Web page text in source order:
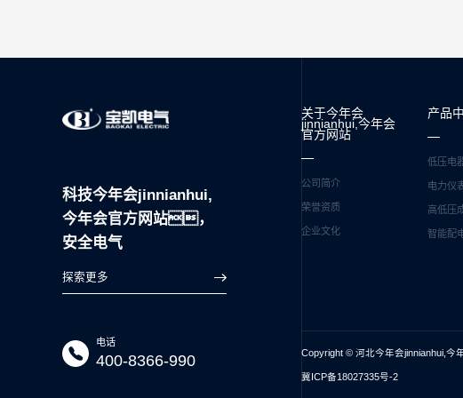
科技今年会jinnianhui,
今年会官方网站，
安全电气
探索更多
电话
400-8366-990
关于今年会
jinnianhui,今年会
官方网站
公司简介
荣誉资质
企业文化
产品
低压电
电力仪
高低压
智能配
Copyright © 河北今年会jinnianhui,今
冀ICP备18027335号-2